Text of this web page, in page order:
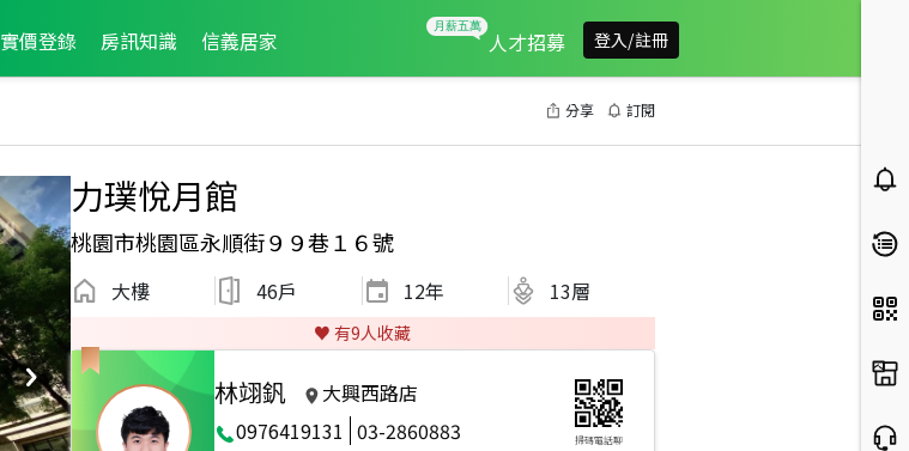
實價登錄 房訊知識 信義居家 人才招募 登入/註冊
分享 訂閱
力璞悅月館
桃園市桃園區永順街９９巷１６號
大樓 46戶 12年 13層
♥️ 有9人收藏
林翊釩
大興西路店
0976419131 03-2860883 掃碼電話聊